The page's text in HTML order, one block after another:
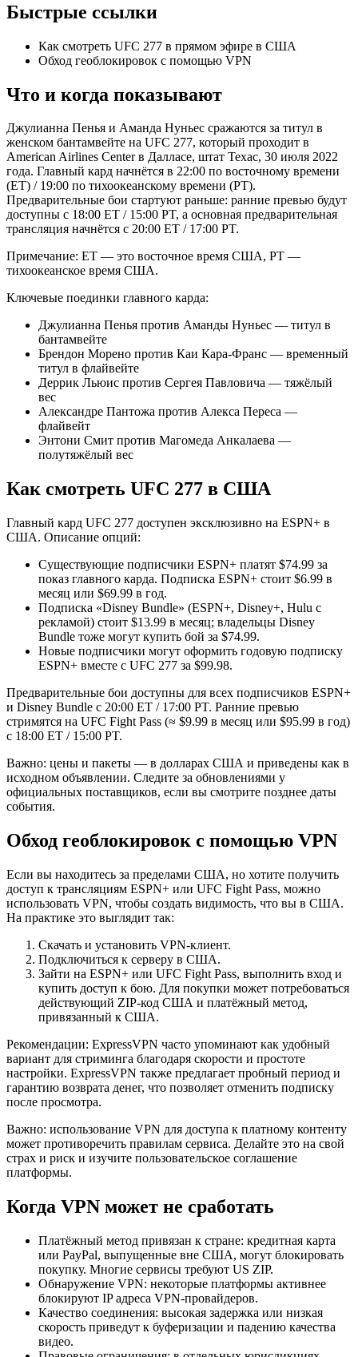
Быстрые ссылки
Как смотреть UFC 277 в прямом эфире в США
Обход геоблокировок с помощью VPN
Что и когда показывают
Джулианна Пенья и Аманда Нуньес сражаются за титул в
женском бантамвейте на UFC 277, который проходит в
American Airlines Center в Далласе, штат Техас, 30 июля 2022
года. Главный кард начнётся в 22:00 по восточному времени
(ET) / 19:00 по тихоокеанскому времени (PT).
Предварительные бои стартуют раньше: ранние превью будут
доступны с 18:00 ET / 15:00 PT, а основная предварительная
трансляция начнётся с 20:00 ET / 17:00 PT.
Примечание: ET — это восточное время США, PT —
тихоокеанское время США.
Ключевые поединки главного карда:
Джулианна Пенья против Аманды Нуньес — титул в
бантамвейте
Брендон Морено против Каи Кара‑Франс — временный
титул в флайвейте
Деррик Льюис против Сергея Павловича — тяжёлый
вес
Александре Пантожа против Алекса Переса —
флайвейт
Энтони Смит против Магомеда Анкалаева —
полутяжёлый вес
Как смотреть UFC 277 в США
Главный кард UFC 277 доступен эксклюзивно на ESPN+ в
США. Описание опций:
Существующие подписчики ESPN+ платят $74.99 за
показ главного карда. Подписка ESPN+ стоит $6.99 в
месяц или $69.99 в год.
Подписка «Disney Bundle» (ESPN+, Disney+, Hulu с
рекламой) стоит $13.99 в месяц; владельцы Disney
Bundle тоже могут купить бой за $74.99.
Новые подписчики могут оформить годовую подписку
ESPN+ вместе с UFC 277 за $99.98.
Предварительные бои доступны для всех подписчиков ESPN+
и Disney Bundle с 20:00 ET / 17:00 PT. Ранние превью
стримятся на UFC Fight Pass (≈ $9.99 в месяц или $95.99 в год)
с 18:00 ET / 15:00 PT.
Важно: цены и пакеты — в долларах США и приведены как в
исходном объявлении. Следите за обновлениями у
официальных поставщиков, если вы смотрите позднее даты
события.
Обход геоблокировок с помощью VPN
Если вы находитесь за пределами США, но хотите получить
доступ к трансляциям ESPN+ или UFC Fight Pass, можно
использовать VPN, чтобы создать видимость, что вы в США.
На практике это выглядит так:
Скачать и установить VPN-клиент.
Подключиться к серверу в США.
Зайти на ESPN+ или UFC Fight Pass, выполнить вход и
купить доступ к бою. Для покупки может потребоваться
действующий ZIP‑код США и платёжный метод,
привязанный к США.
Рекомендации: ExpressVPN часто упоминают как удобный
вариант для стриминга благодаря скорости и простоте
настройки. ExpressVPN также предлагает пробный период и
гарантию возврата денег, что позволяет отменить подписку
после просмотра.
Важно: использование VPN для доступа к платному контенту
может противоречить правилам сервиса. Делайте это на свой
страх и риск и изучите пользовательское соглашение
платформы.
Когда VPN может не сработать
Платёжный метод привязан к стране: кредитная карта
или PayPal, выпущенные вне США, могут блокировать
покупку. Многие сервисы требуют US ZIP.
Обнаружение VPN: некоторые платформы активнее
блокируют IP адреса VPN-провайдеров.
Качество соединения: высокая задержка или низкая
скорость приведут к буферизации и падению качества
видео.